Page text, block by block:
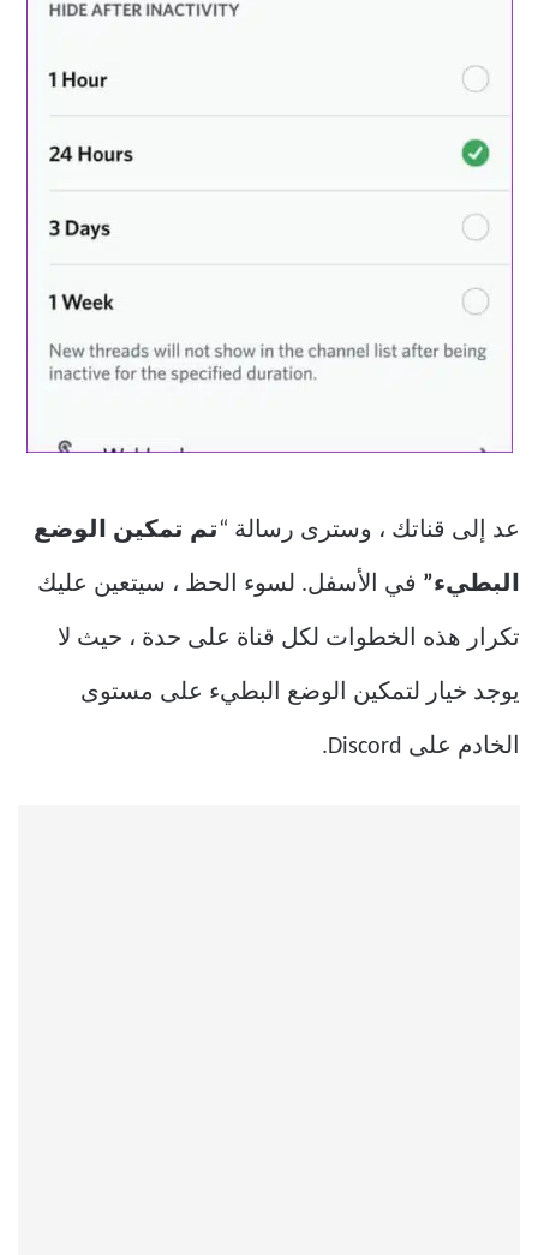
عد إلى قناتك ، وسترى رسالة “ تم تمكين الوضع
البطيء” في الأسفل. لسوء الحظ ، سيتعين عليك
تكرار هذه الخطوات لكل قناة على حدة ، حيث لا
يوجد خيار لتمكين الوضع البطيء على مستوى
الخادم على Discord.